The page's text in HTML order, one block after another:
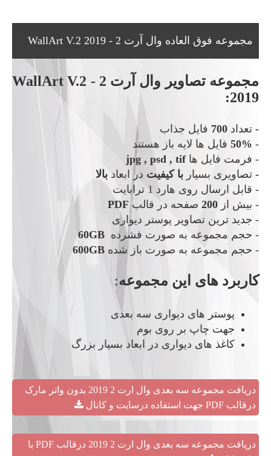
مجموعه فوق العاده وال آرت 2 - WallArt V.2 2019
مجموعه تصاویر وال آرت 2 - WallArt V.2
2019:
- تعداد
فایل جذاب
-
50% فایل ها لایه باز هستند
- فرمت فایل هاjpg , psd , tif
- تصاویری بسیار با کیفیت در ابعاد بالا
- قابل ارسال روی هارد 1 ترابایت
- بیش از 200 صفحه در قالبPDF
- جدید ترین تصاویر پوستر دیواری
- حجم مجموعه به صورت فشرده 60GB
- حجم مجموعه به صورت باز شده 600GB
کاربرد های این مجموعه:
پوستر های دیواری سه بعدی
جهت چاپ بر روی بوم
کاغذ های دیواری در ابعاد بسیار بزرگ
دریافت مجموعه سه بعدی وال ارت 2 2019 بدون واتر مارک
درقالب PDF جهت استفاده درسایت و کانال
دریافت مجموعه سه بعدی وال ارت 2 2019 درقالب PDF با